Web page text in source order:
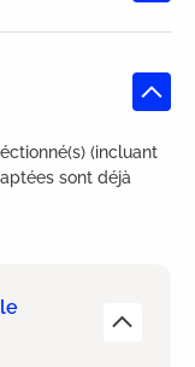
(incluant
sont déjà